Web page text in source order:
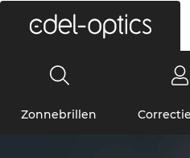
Zonnebrillen